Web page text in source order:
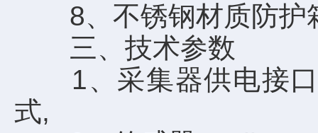
8、不锈钢材质防护
三、技术参数
1、采集器供电接口
式,